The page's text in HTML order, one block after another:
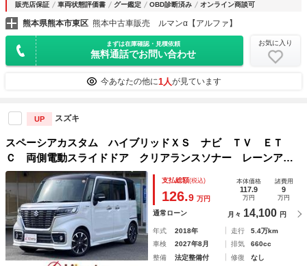
販売店保証 車両状態評価書 グー鑑定 OBD診断済み オンライン商談可
熊本県熊本市東区 熊本中古車販売 ルマンα【アルファ】
まずは在庫確認・見積依頼
無料通話でお問い合わせ
お気に入り
今あなたの他に1人が見ています
UP スズキ
スペーシアカスタム ハイブリッドＸＳ ナビ ＴＶ ＥＴ
Ｃ 両側電動スライドドア クリアランスソナー レーンアシ
スト 衝突被害軽減システム オートライト スマートキー
アイドリングストップ 電動格納ミラー シートヒーター
支払総額(税込)
126.9 万円
本体価格
117.9
万円
諸費用
9
万円
通常ローン 月々 14,100 円
年式 2018年 走行
5.4万km
車検
2027年8月 排気
660cc
整備
法定整備付 修復
なし